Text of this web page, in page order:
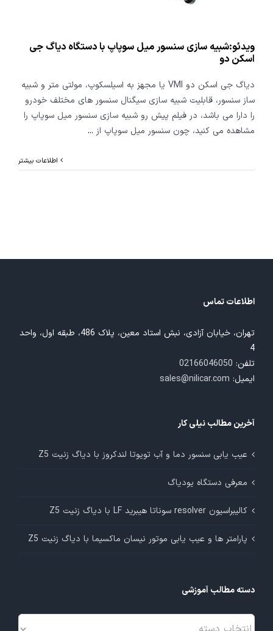
ویدئو:شبیه سازی سنسور میل سوپاپ با دستگاه دیاگ جی
اسکن دو
دیاگ جی اسکن دو VMI یا مجهز به اسیلسکوپ، مولتی متر و شبیه
ساز سنسور، قابلیت شبیه سازی سیگنال سنسور های مختلف خودرو
را دارا می باشد، در فیلم پیش رو شبیه سازی سنسور میل سوپاپ را
مشاهده می کنید، چون سنسور میل سوپاپ از ...
اطلاعات بیشتر
اطلاعات تماس
تهران، خیابان آزادی، نبش استاد معین، پلاک 486، طبقه اول، واحد
4
تلفن: 02166046050
ایمیل: sales@nilicar.com
آخرین مطالب نیلی کار
عیب یابی سنسور دما و آب تویوتا لندکروز با دیاگ زنیت Z5
معرفی دستگاه یودیاگ
کالیبراسیون resolver سوناتا هیبرید LF با دیاگ زنیت Z5
پارامتر ها و عیب یابی موتور نیسان ماکسیما با دیاگ زنیت Z5
دسته مطالب آموزشی
دسته